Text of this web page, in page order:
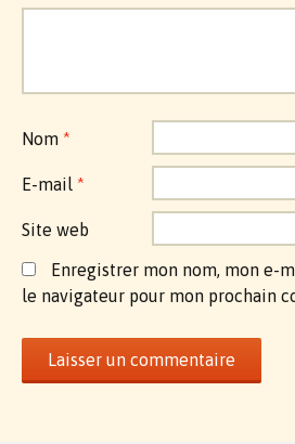
Nom *
E-mail *
Site web
Enregistrer mon nom, mon e-
le navigateur pour mon prochain